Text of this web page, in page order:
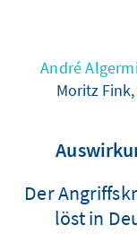
André
Moritz
Der
löst in